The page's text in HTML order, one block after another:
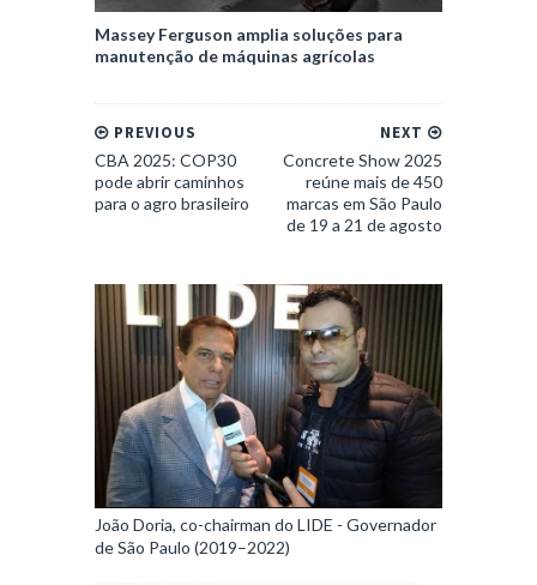
Massey Ferguson amplia soluções para
manutenção de máquinas agrícolas
NEXT
Concrete Show 2025
reúne mais de 450
marcas em São Paulo
de 19 a 21 de agosto
PREVIOUS
CBA 2025: COP30
pode abrir caminhos
para o agro brasileiro
João Doria, co-chairman do LIDE - Governador
de São Paulo (2019–2022)